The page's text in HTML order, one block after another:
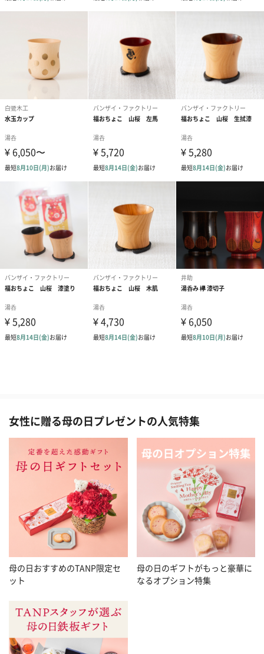
女性に贈る母の日プレゼントの人気特集
母の日おすすめのTANP限定セ
ット
母の日のギフトがもっと豪華に
なるオプション特集